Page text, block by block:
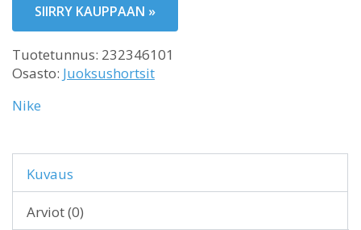
SIIRRY KAUPPAAN »
Tuotetunnus: 232346101
Osasto: Juoksushortsit
Nike
Kuvaus
Arviot (0)